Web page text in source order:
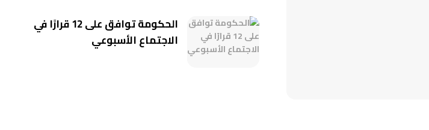
الحكومة توافق على 12 قرارًا في
الاجتماع الأسبوعي